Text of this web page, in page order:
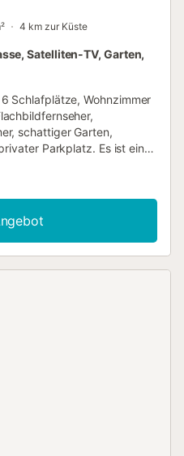
4 km zur Küste
Satelliten-TV, Garten,
Schlafplätze, Wohnzimmer
schattiger Garten,
Parkplatz. Es ist ein
blühenden Lorbeeren. Blick
der Hügel und 5 Minuten
mit Tennis, Kegelbahn,